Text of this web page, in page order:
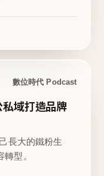
數位時代 Podcast
域打造品牌
長大的鐵粉生
型。